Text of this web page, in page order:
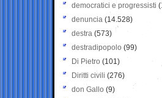
democratici e progressisti
denuncia (14.528)
destra (573)
destradipopolo (99)
Di Pietro (101)
Diritti civili (276)
don Gallo (9)